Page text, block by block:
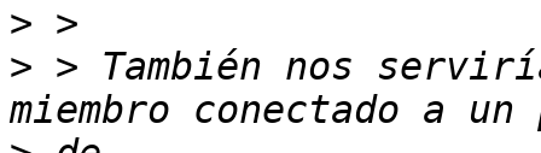
>
> > También nos